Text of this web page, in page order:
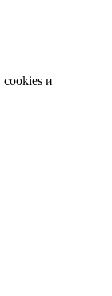
cookies и